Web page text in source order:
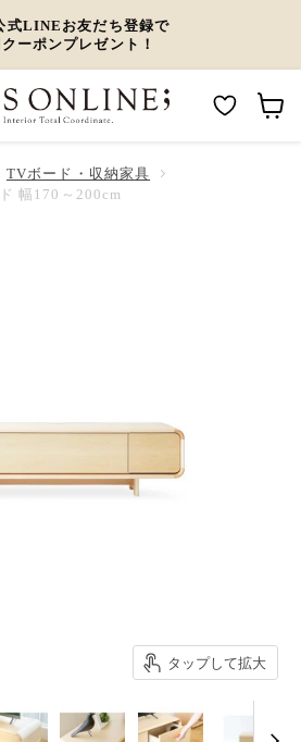
式LINEお友だち登録で
ーポンプレゼント！
TVボード・収納家具
幅170～200cm
タップして拡大